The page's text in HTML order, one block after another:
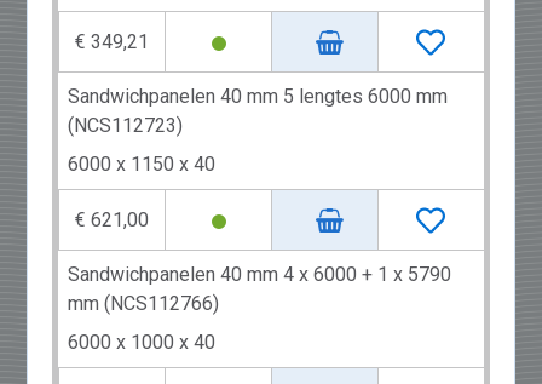
€ 349,21
Sandwichpanelen 40 mm 5 lengtes 6000 mm
(NCS112723)
6000 x 1150 x 40
€ 621,00
Sandwichpanelen 40 mm 4 x 6000 + 1 x 5790
mm (NCS112766)
6000 x 1000 x 40